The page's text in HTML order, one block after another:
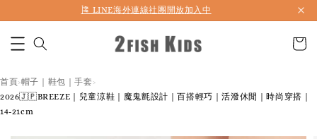
首購折50 ｜ 滿1,500 免運 ｜ 滿2,900 折140 ｜ 3%購物金
首頁›帽子｜鞋包｜手套 ›
2026🇯🇵BREEZE｜兒童涼鞋｜魔鬼氈設計｜百搭輕巧｜活潑休閒｜時尚穿搭｜
14-21cm